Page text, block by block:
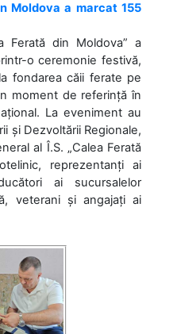
Moldova a marcat 155
Ferată din Moldova” a
o ceremonie festivă,
fondarea căii ferate pe
moment de referință în
La eveniment au
și Dezvoltării Regionale,
al Î.S. „Calea Ferată
reprezentanți ai
ai sucursalelor
veterani și angajați ai